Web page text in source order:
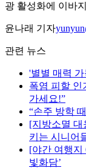
광 활성화에 이바
윤나래 기자
관련 뉴스
'별별 매력 가
폭염 피할 인
가세요!”
“손주 방학
[지방소멸 대
키는 시니어
[야간 여행지
빛화담’